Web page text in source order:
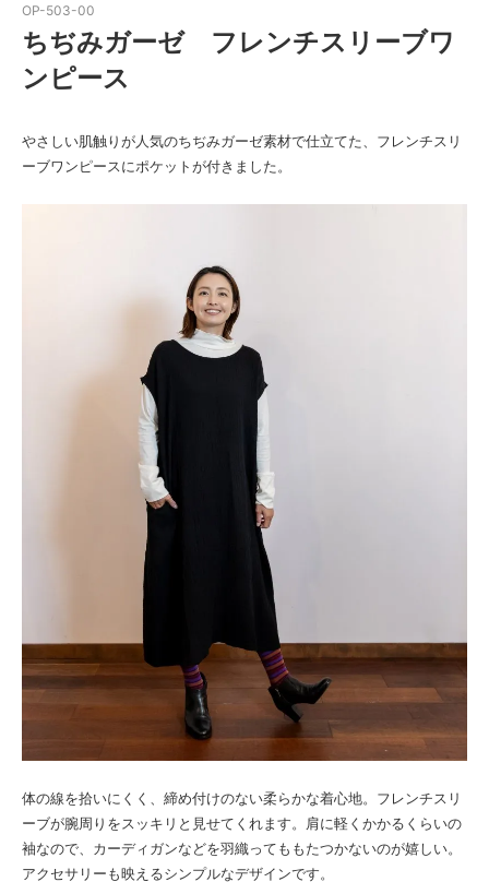
OP-503-00
ちぢみガーゼ フレンチスリーブワ
ンピース
やさしい肌触りが人気のちぢみガーゼ素材で仕立てた、フレンチスリ
ーブワンピースにポケットが付きました。
体の線を拾いにくく、締め付けのない柔らかな着心地。フレンチスリ
ーブが腕周りをスッキリと見せてくれます。肩に軽くかかるくらいの
袖なので、カーディガンなどを羽織ってももたつかないのが嬉しい。
アクセサリーも映えるシンプルなデザインです。